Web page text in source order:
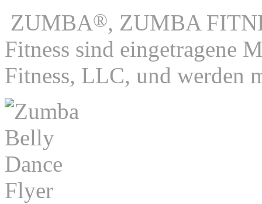
ZUMBA®, ZUMBA
Fitness sind eingetragene
Fitness, LLC, und werden